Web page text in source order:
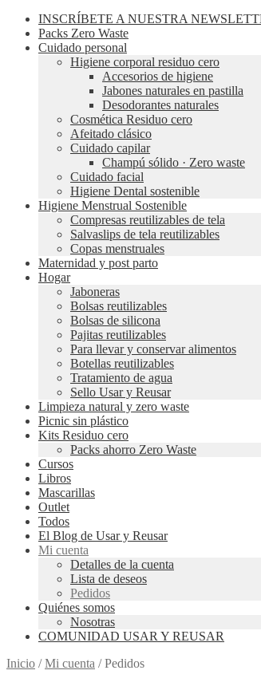
INSCRÍBETE A NUESTRA
Packs Zero Waste
Cuidado personal
Higiene corporal residuo cero
Accesorios de higiene
Jabones naturales en pastilla
Desodorantes naturales
Cosmética Residuo cero
Afeitado clásico
Cuidado capilar
Champú sólido · Zero waste
Cuidado facial
Higiene Dental sostenible
Higiene Menstrual Sostenible
Compresas reutilizables de tela
Salvaslips de tela reutilizables
Copas menstruales
Maternidad y post parto
Hogar
Jaboneras
Bolsas reutilizables
Bolsas de silicona
Pajitas reutilizables
Para llevar y conservar alimentos
Botellas reutilizables
Tratamiento de agua
Sello Usar y Reusar
Limpieza natural y zero waste
Picnic sin plástico
Kits Residuo cero
Packs ahorro Zero Waste
Cursos
Libros
Mascarillas
Outlet
Todos
El Blog de Usar y Reusar
Mi cuenta
Detalles de la cuenta
Lista de deseos
Pedidos
Quiénes somos
Nosotras
COMUNIDAD USAR Y REUSAR
Inicio /Mi cuenta /Pedidos